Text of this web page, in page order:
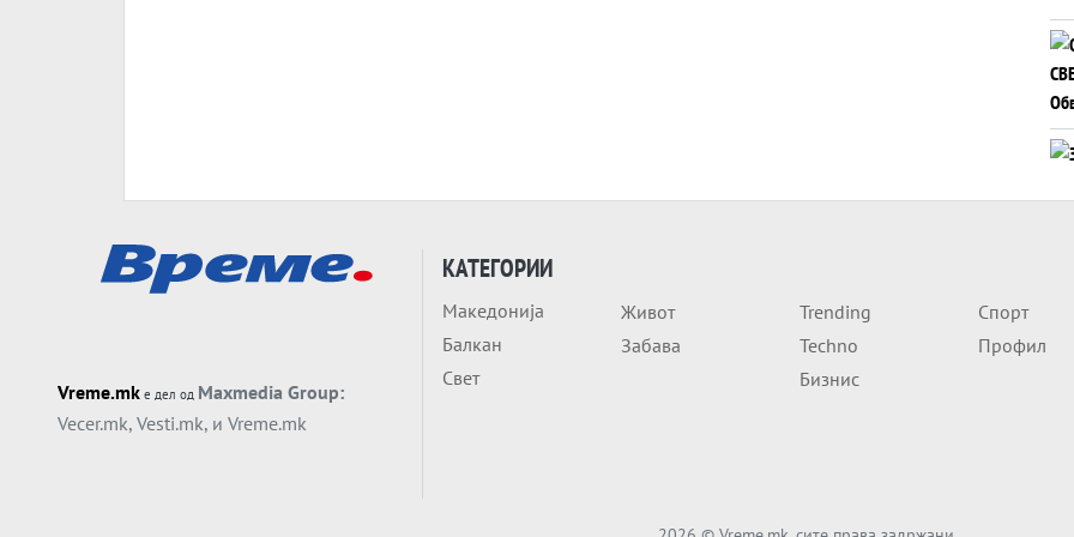
Vreme.mk е дел од Maxmedia Group:
Vecer.mk, Vesti.mk, и Vreme.mk
КАТЕГОРИИ
Македонија
Балкан
Свет
Живот
Забава
Trending
Techno
Бизнис
Спорт
Профил